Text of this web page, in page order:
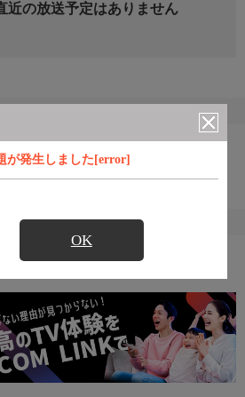
が発生しました[error]
OK
近の放送予定はありません
め番組